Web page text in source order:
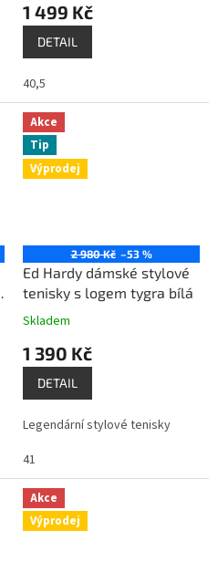
1 499 Kč
DETAIL
40,5
Akce
Tip
Výprodej
2 980 Kč –53 %
Ed Hardy dámské stylové
tenisky s logem tygra bílá
Skladem
1 390 Kč
DETAIL
Legendární stylové tenisky
41
Akce
Výprodej